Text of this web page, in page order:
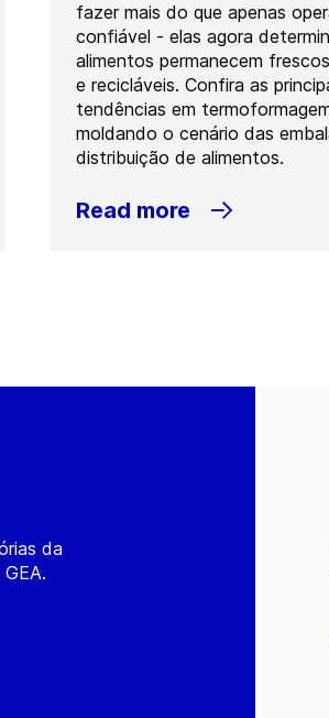
fazer mais do que apenas
confiável - elas agora
alimentos permanecem
e recicláveis. Confira as
tendências em
moldando o cenário das
distribuição de alimentos.
Read more
da